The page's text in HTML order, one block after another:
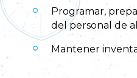
Programar,
del personal de
Mantener